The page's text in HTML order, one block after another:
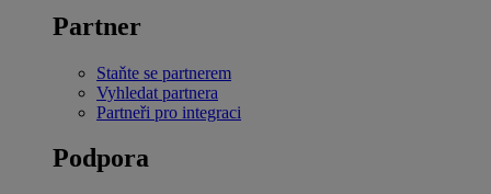
Partner
Staňte se partnerem
Vyhledat partnera
Partneři pro integraci
Podpora